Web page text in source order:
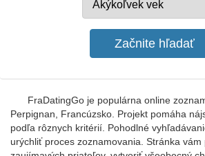
FraDatingGo je populárna online
Perpignan, Francúzsko. Projekt pomáha
podľa rôznych kritérií. Pohodlné
urýchliť proces zoznamovania. Stránka